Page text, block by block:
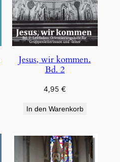
Jesus, wir kommen.
Bd. 2
4,95€
In den Warenkorb